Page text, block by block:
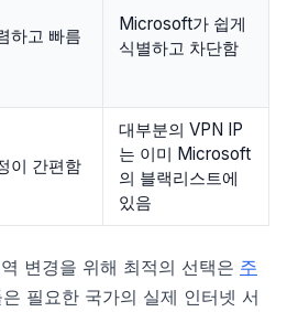
하고 빠름
Microsoft가 쉽게
식별하고 차단함
이 간편함
대부분의 VPN IP
는 이미 Microsoft
의 블랙리스트에
있음
변경을 위해 최적의 선택은 주
필요한 국가의 실제 인터넷 서